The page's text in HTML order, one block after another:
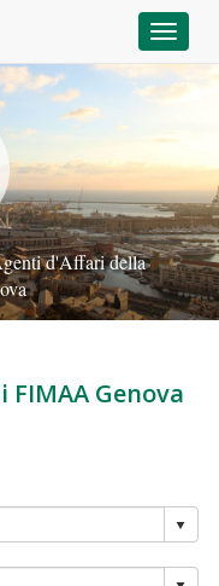
d'Affari della
Genova